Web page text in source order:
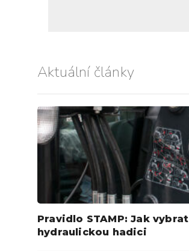
Aktuální články
Pravidlo STAMP: Jak vybrat
hydraulickou hadici